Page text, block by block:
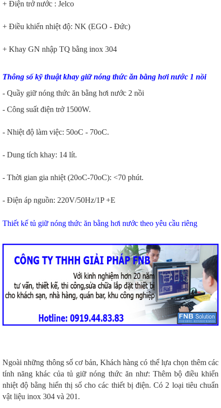
+ Điện trở nước : Jelco
+ Điều khiển nhiệt độ: NK (EGO - Đức)
+ Khay GN nhập TQ bằng inox 304
Thông số kỹ thuật khay giữ nóng thức ăn bằng hơi nước 1 nồi
- Quầy giữ nóng thức ăn bằng hơi nước 2 nồi
- Công suất điện trở 1500W.
- Nhiệt độ làm việc: 50oC - 70oC.
- Dung tích khay: 14 lít.
- Thời gian gia nhiệt (20oC-70oC): <70 phút.
- Điện áp nguồn: 220V/50Hz/1P +E
Thiết kế tủ giữ nóng thức ăn bằng hơi nước theo yêu cầu riêng
Ngoài những thông số cơ bản, Khách hàng có thể lựa chọn thêm các
tính năng khác của tủ giữ nóng thức ăn như: Thêm bộ điều khiển
nhiệt độ bằng hiển thị số cho các thiết bị điện. Có 2 loại tiêu chuẩn
vật liệu inox 304 và 201.